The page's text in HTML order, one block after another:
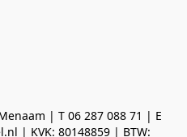
| T 06 287 088 71 | E
| KVK: 80148859 | BTW: